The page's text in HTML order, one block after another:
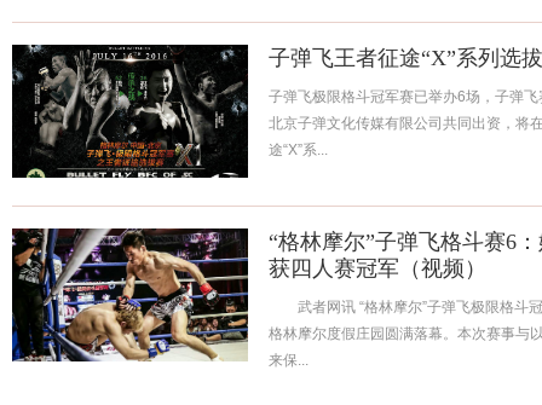
子弹飞王者征途“X”系列选
子弹飞极限格斗冠军赛已举办6场，子弹
北京子弹文化传媒有限公司共同出资，将
途“X”系...
“格林摩尔”子弹飞格斗赛6
获四人赛冠军（视频）
武者网讯 “格林摩尔”子弹飞极限格斗
格林摩尔度假庄园圆满落幕。本次赛事与
来保...